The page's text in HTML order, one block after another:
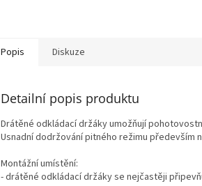
Popis Diskuze
Detailní popis produktu
Drátěné odkládací držáky umožňují
Usnadní dodržování pitného režimu především
Montážní umístění:
- drátěné odkládací držáky se nejčastěji